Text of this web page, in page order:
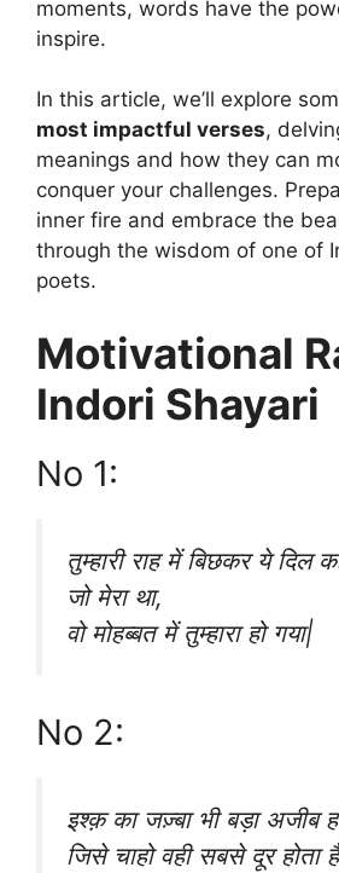
moments, words have the
inspire.
In this article, we’ll explore
most impactful verses,
meanings and how they can
conquer your challenges.
inner fire and embrace the
through the wisdom of one of
poets.
Motivational
Indori Shayari
No 1:
तुम्हारी राह में बिछकर ये दिल
जो मेरा था,
वो मोहब्बत में तुम्हारा हो गया|
No 2:
इश्क़ का जज़्बा भी बड़ा अजीब
जिसे चाहो वही सबसे दूर होता